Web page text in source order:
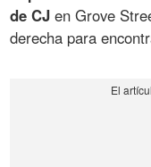
de CJ en Grove
derecha para